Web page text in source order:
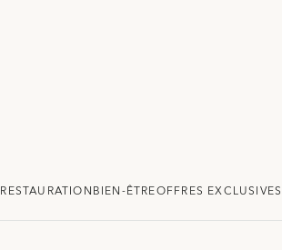
RESTAURATIONBIEN-ÊTREOFFRES EXCLUSIVES